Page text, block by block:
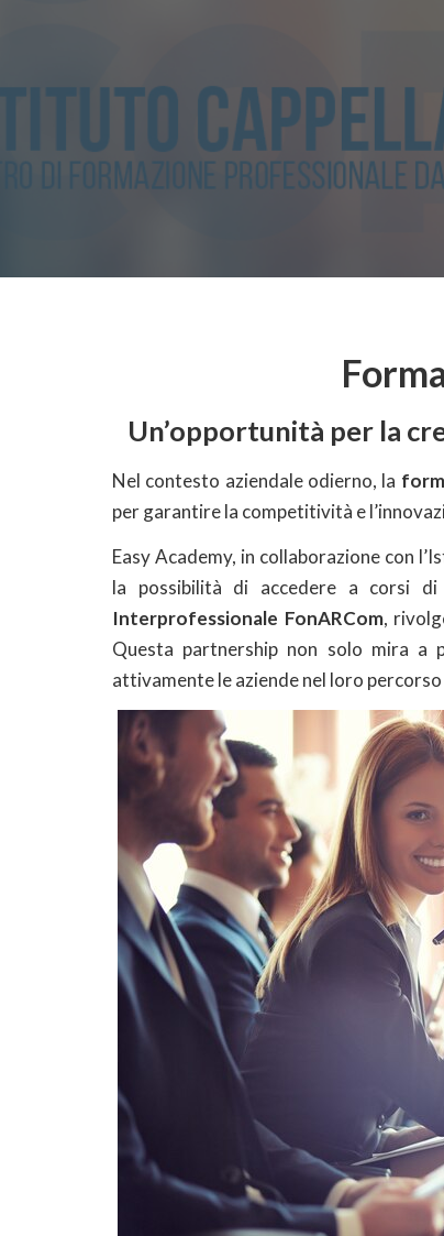
Un’opportunità per la
Nel contesto aziendale odierno, la
per garantire la competitività e
Easy Academy, in collaborazione con
la possibilità di accedere a corsi
Interprofessionale FonARCom,
Questa partnership non solo mira a
attivamente le aziende nel loro